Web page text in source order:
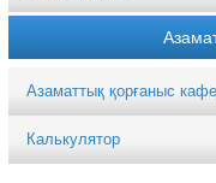
Азаматтық қорғаныс
Калькулятор